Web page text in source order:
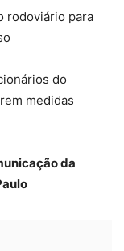
rodoviário para
do
medidas
da